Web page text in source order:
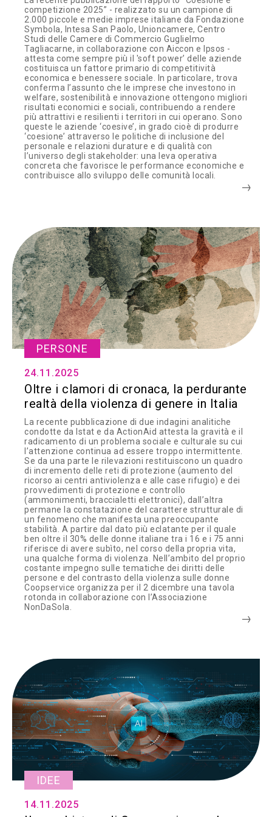
competizione 2025” - realizzato su un campione di
2.000 piccole e medie imprese italiane da Fondazione
Symbola, Intesa San Paolo, Unioncamere, Centro
Studi delle Camere di Commercio Guglielmo
Tagliacarne, in collaborazione con Aiccon e Ipsos -
attesta come sempre più il 'soft power’ delle aziende
costituisca un fattore primario di competitività
economica e benessere sociale. In particolare, trova
conferma l’assunto che le imprese che investono in
welfare, sostenibilità e innovazione ottengono migliori
risultati economici e sociali, contribuendo a rendere
più attrattivi e resilienti i territori in cui operano. Sono
queste le aziende ‘coesive’, in grado cioè di produrre
‘coesione’ attraverso le politiche di inclusione del
personale e relazioni durature e di qualità con
l’universo degli stakeholder: una leva operativa
concreta che favorisce le performance economiche e
contribuisce allo sviluppo delle comunità locali.
PERSONE
24.11.2025
Oltre i clamori di cronaca, la perdurante
realtà della violenza di genere in Italia
La recente pubblicazione di due indagini analitiche
condotte da Istat e da ActionAid attesta la gravità e il
radicamento di un problema sociale e culturale su cui
l’attenzione continua ad essere troppo intermittente.
Se da una parte le rilevazioni restituiscono un quadro
di incremento delle reti di protezione (aumento del
ricorso ai centri antiviolenza e alle case rifugio) e dei
provvedimenti di protezione e controllo
(ammonimenti, braccialetti elettronici), dall’altra
permane la constatazione del carattere strutturale di
un fenomeno che manifesta una preoccupante
stabilità. A partire dal dato più eclatante per il quale
ben oltre il 30% delle donne italiane tra i 16 e i 75 anni
riferisce di avere subìto, nel corso della propria vita,
una qualche forma di violenza. Nell’ambito del proprio
costante impegno sulle tematiche dei diritti delle
persone e del contrasto della violenza sulle donne
Coopservice organizza per il 2 dicembre una tavola
rotonda in collaborazione con l’Associazione
NonDaSola.
IDEE
14.11.2025